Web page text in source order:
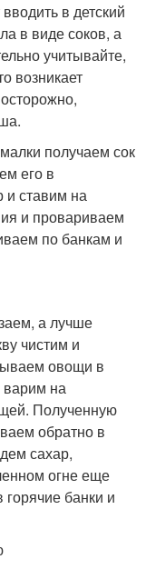
в детский
в виде соков, а
учитывайте,
возникает
получаем сок
его в
и ставим на
и провариваем
по банкам и
а лучше
чистим и
овощи в
на
Полученную
обратно в
сахар,
огне еще
банки и